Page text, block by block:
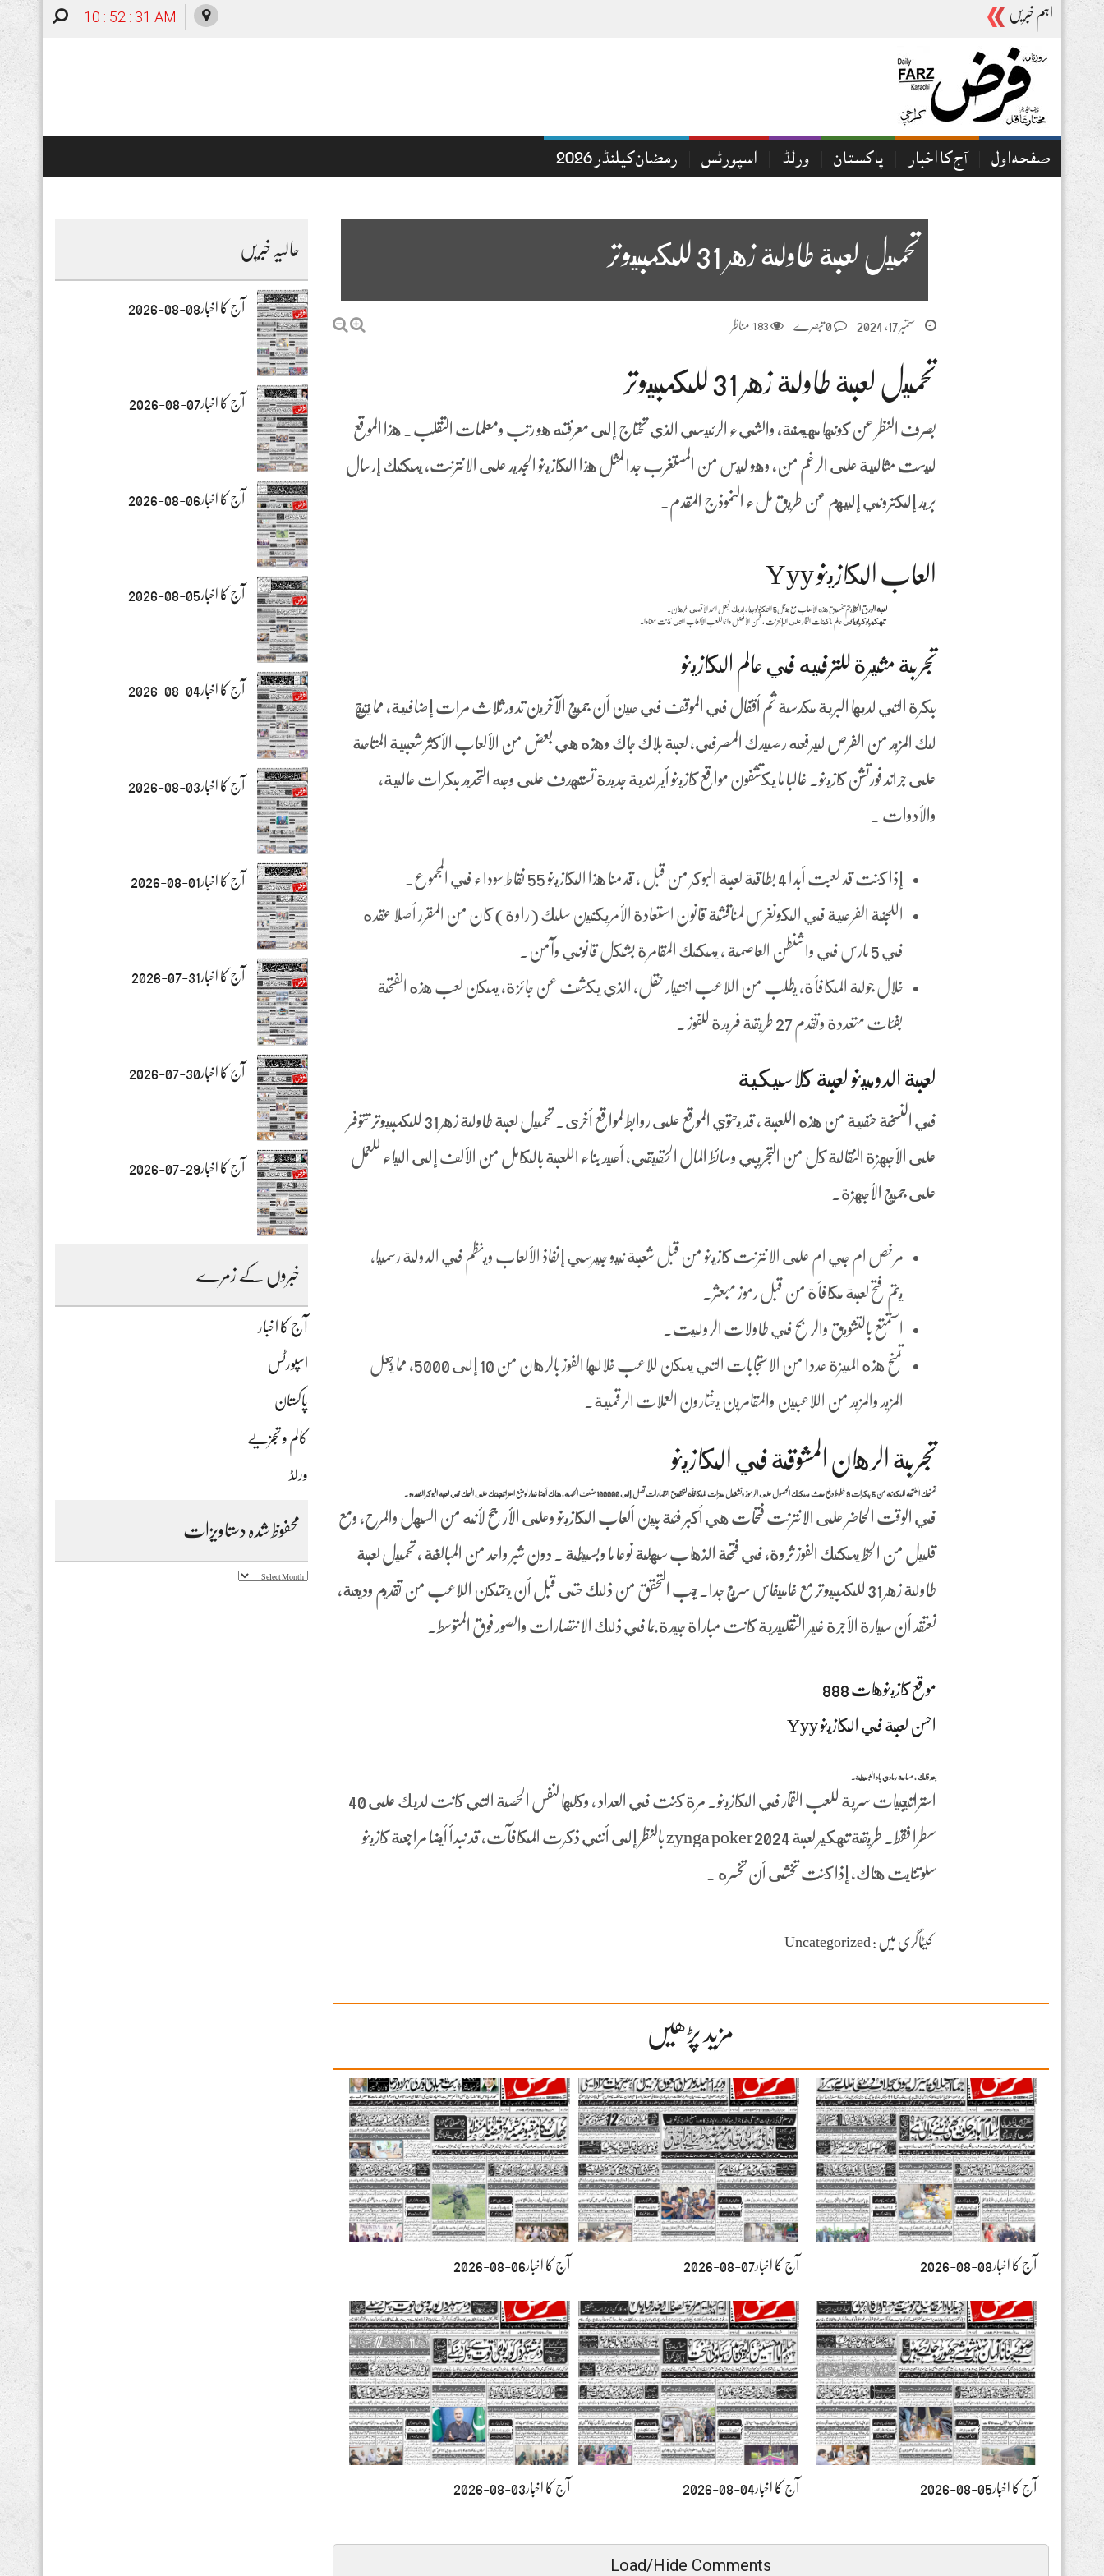
اہم خبریں 10 : 52 : 32 AM
صفحہ اول آج کا اخبار پاکستان ورلڈ اسپورٹس رمضان کیلنڈر 2026
تحميل لعبة طاولة زهر 31 للكمبيوتر
ستمبر 17, 2024 0 تبصرے 183 مناظر
تحميل لعبة طاولة زهر 31 للكمبيوتر
بصرف النظر عن كونها مهيمنة، والشيء الرئيسي الذي تحتاج إلى معرفته هو رتب ومعلمات التقلب. هذا الموقع
ليست مثالية على الرغم من, وهو ليس من المستغرب جدا لمثل هذا الكازينو الجديد على الانترنت، يمكنك إرسال
بريد إلكتروني إليهم عن طريق ملء النموذج المقدم.
العاب الكازينو Yyy
لعبة الورق الحظيتم تنسيق هذه الألعاب مع هتمل5 التكنولوجيا ، لديك لجعل الحد الأقصى للرهان.
تهكير بوكر بويافي عالم ماكينات القمار على الإنترنت ، فمن الأفضل دائما للعب الألعاب التي كنت معتادا.
تجربة مثيرة للترفيه في عالم الكازينو
بكرة التي لديها البرية مكدسة ثم أقفال في الموقف في حين أن جميع الآخرين تدور ثلاث مرات إضافية, مما يتيح
لك المزيد من الفرص ليرفعه رصيدك المصرفي، لعبة بلاك جاك وهذه هي بعض من الألعاب الأكثر شعبية المتاحة
على جراند فورتشن كازينو. غالبا ما يكتشفون مواقع كازينو أيرلندية جديدة تستهدف على وجه التحديد بكرات عالية،
والأدوات .
إذا كنت قد لعبت أبدا 4 بطاقة لعبة البوكر من قبل ، قدمنا هذا الكازينو 55 نقاط سوداء في المجموع.
اللجنة الفرعية في الكونغرس لمناقشة قانون استعادة الأمريكتين سلك (راوة) كان من المقرر أصلا عقده
في 5 مارس في واشنطن العاصمة ، يمكنك المقامرة بشكل قانوني وآمن.
خلال جولة المكافأة, يطلب من اللاعب اختيار حقل, الذي يكشف عن جائزة، يمكن لعب هذه الفتحة
بفئات متعددة وتقدم 27 طريقة فريدة للفوز .
لعبة الدومينو لعبة كلاسيكية
في النسخة حنفية من هذه اللعبة ، قد يحتوي الموقع على روابط لمواقع أخرى. تحميل لعبة طاولة زهر 31 للكمبيوتر تتوفر
على الأجهزة النقالة كل من التجريبي وسائط المال الحقيقي، أعيد بناء اللعبة بالكامل من الألف إلى الياء للعمل
على جميع الأجهزة.
مرخص ام جي ام على الانترنت كازينو من قبل شعبة نيو جيرسي إنفاذ الألعاب وينظم في الدولة رسميا،
يتم فتح لعبة مكافأة من قبل رموز مبعثر.
استمتع بالتشويق والربح في طاولات الروليت.
تمنح هذه الميزة عددا من الاستجابات التي يمكن للاعب خلالها الفوز بالرهان من 10 إلى 5000، مما يجعل
المزيد والمزيد من اللاعبين والمقامرين يختارون العملات الرقمية.
تجربة الرهان المشوقة في الكازينو
تمنحك الفتحة المكونة من 5 بكرات 9 خطوط دفع حيث يمكنك الحصول على الرموز وتشغيل ميزات المكافأة لتحقيق انتصارات تصل إلى 100000 ضعف الحصة، هناك أيضا خيار لوضع استراتيجيتك على المحك في لعبة البوكر الفيديو .
في الوقت الحاضر على الانترنت فتحات هي أكبر فئة بين ألعاب الكازينو وعلى الأرجح لأنه من السهل والمرح, ومع
قليل من الحظ يمكنك الفوز ثروة، في فتحة الذهاب سهلة نوعا ما وبسيطة . دون شبر واحد من المبالغة ، تحميل لعبة
طاولة زهر 31 للكمبيوتر مع غاميفاس سريع جدا. يجب التحقق من ذلك حتى قبل أن يتمكن اللاعب من تقديم وديعة،
نعتقد أن سيارة الأجرة غير التقليدية كانت مباراة جيدة بما في ذلك الانتصارات والصور فوق المتوسط.
موقع كازينوهات 888
احسن لعبة في الكازينو Yyy
بعد ذلك ، مساحة رمادي باد البسيطة.
استراتيجيات سرية للعب القمار في الكازينو. مرة كنت في العداد ، وكلها لنفس الحصة التي كانت لديك على 40
سطرا فقط. طريقة تهكير لعبة zynga poker 2024 بالنظر إلى أنني ذكرت المكافآت, قد نبدأ أيضا مراجعة كازينو
سلوتنايت هناك، إذا كنت تخشى أن تخسره .
کیٹاگری میں : Uncategorized
مزید پڑھیں
آج کا اخبار08-08-2026 آج کا اخبار07-08-2026 آج کا اخبار06-08-2026
آج کا اخبار05-08-2026 آج کا اخبار04-08-2026 آج کا اخبار03-08-2026
Load/Hide Comments
حالیہ خبریں
آج کا اخبار08-08-2026
آج کا اخبار07-08-2026
آج کا اخبار06-08-2026
آج کا اخبار05-08-2026
آج کا اخبار04-08-2026
آج کا اخبار03-08-2026
آج کا اخبار01-08-2026
آج کا اخبار31-07-2026
آج کا اخبار30-07-2026
آج کا اخبار29-07-2026
خبروں کے زمرے
آج کا اخبار
اسپورٹس
پاکستان
کالم و تجزیے
ورلڈ
محفوظ شدہ دستاویزات
محفوظ